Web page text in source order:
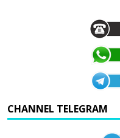
CHANNEL TELEGRAM